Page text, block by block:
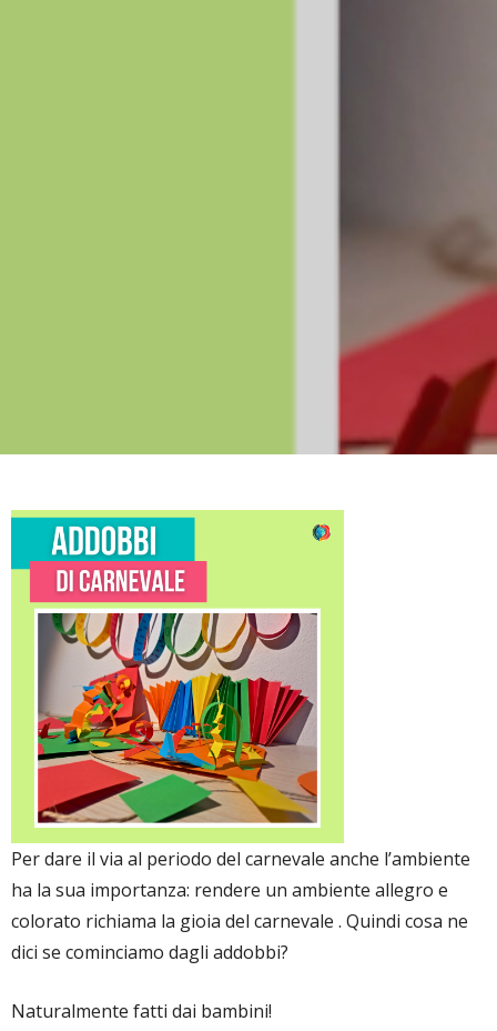
Per dare il via al periodo del carnevale anche l’ambiente
ha la sua importanza: rendere un ambiente allegro e
colorato richiama la gioia del carnevale . Quindi cosa ne
dici se cominciamo dagli addobbi?
Naturalmente fatti dai bambini!